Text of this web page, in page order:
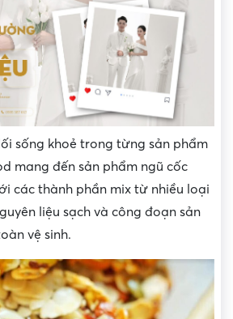
sống khoẻ trong từng sản phẩm
mang đến sản phẩm ngũ cốc
các thành phần mix từ nhiều loại
liệu sạch và công đoạn sản
vệ sinh.